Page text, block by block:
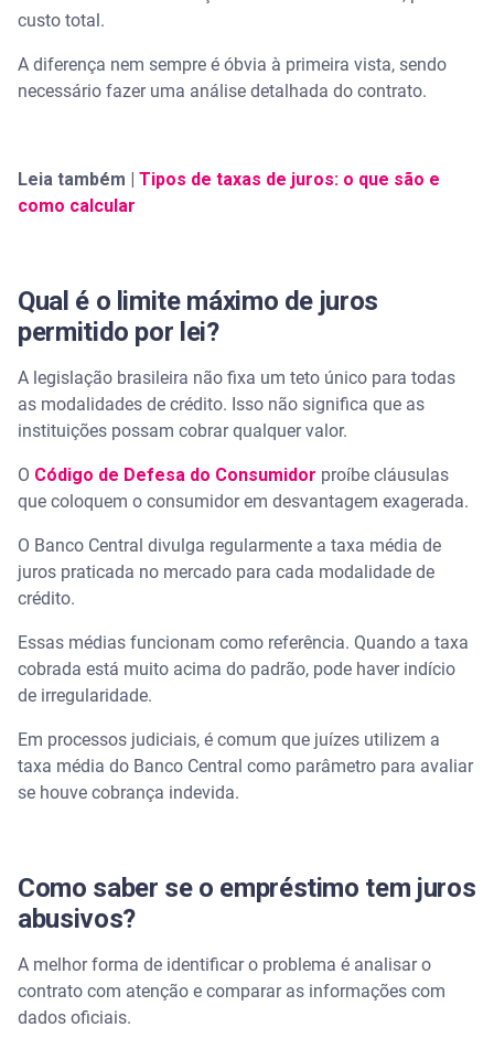
custo total.
A diferença nem sempre é óbvia à primeira vista, sendo
necessário fazer uma análise detalhada do contrato.
Leia também | Tipos de taxas de juros: o que são e
como calcular
Qual é o limite máximo de juros
permitido por lei?
A legislação brasileira não fixa um teto único para todas
as modalidades de crédito. Isso não significa que as
instituições possam cobrar qualquer valor.
O Código de Defesa do Consumidor proíbe cláusulas
que coloquem o consumidor em desvantagem exagerada.
O Banco Central divulga regularmente a taxa média de
juros praticada no mercado para cada modalidade de
crédito.
Essas médias funcionam como referência. Quando a taxa
cobrada está muito acima do padrão, pode haver indício
de irregularidade.
Em processos judiciais, é comum que juízes utilizem a
taxa média do Banco Central como parâmetro para avaliar
se houve cobrança indevida.
Como saber se o empréstimo tem juros
abusivos?
A melhor forma de identificar o problema é analisar o
contrato com atenção e comparar as informações com
dados oficiais.